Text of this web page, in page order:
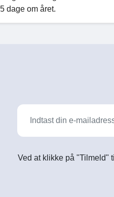
dage om året.
Ved at klikke på "Tilmeld"